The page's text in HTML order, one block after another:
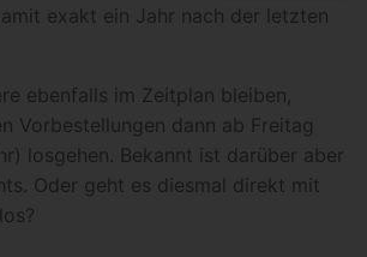
exakt ein Jahr nach der letzten
ebenfalls im Zeitplan bleiben,
Vorbestellungen dann ab Freitag
losgehen. Bekannt ist darüber aber
Oder geht es diesmal direkt mit